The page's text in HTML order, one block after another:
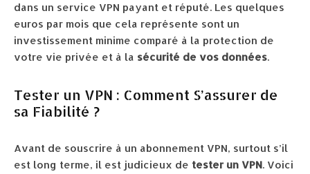
dans un service VPN payant et réputé. Les quelques
euros par mois que cela représente sont un
investissement minime comparé à la protection de
votre vie privée et à la sécurité de vos données.
Tester un VPN : Comment S’assurer de
sa Fiabilité ?
Avant de souscrire à un abonnement VPN, surtout s’il
est long terme, il est judicieux de tester un VPN. Voici